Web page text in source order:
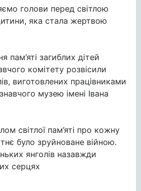
голови перед світлою
яка стала жертвою
пам’яті загиблих дітей
комітету розвісили
виготовлених працівниками
музею імені Івана
світлої пам’яті про кожну
було зруйноване війною.
янголів назавжди
серцях